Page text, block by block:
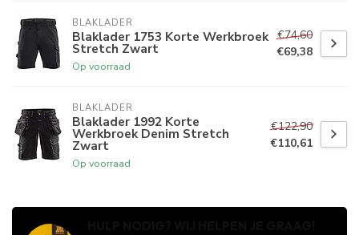
BLAKLADER
Blaklader 1753 Korte Werkbroek
Stretch Zwart
Op voorraad
€74,60
€69,38
BLAKLADER
Blaklader 1992 Korte
Werkbroek Denim Stretch
Zwart
Op voorraad
€122,90
€110,61